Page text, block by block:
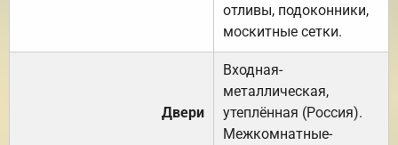
отливы, подоконники,
москитные сетки.
Двери
Входная-
металлическая,
утеплённая (Россия).
Межкомнатные-